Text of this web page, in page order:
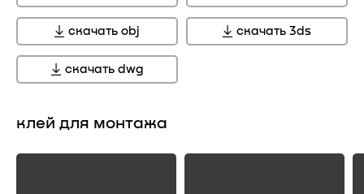
скачать obj скачать 3ds
скачать dwg
клей для монтажа